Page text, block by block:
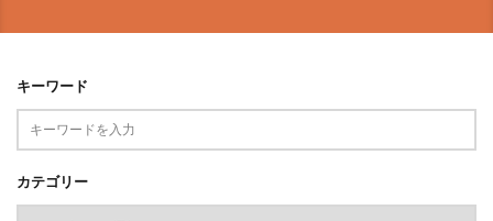
キーワード
カテゴリー